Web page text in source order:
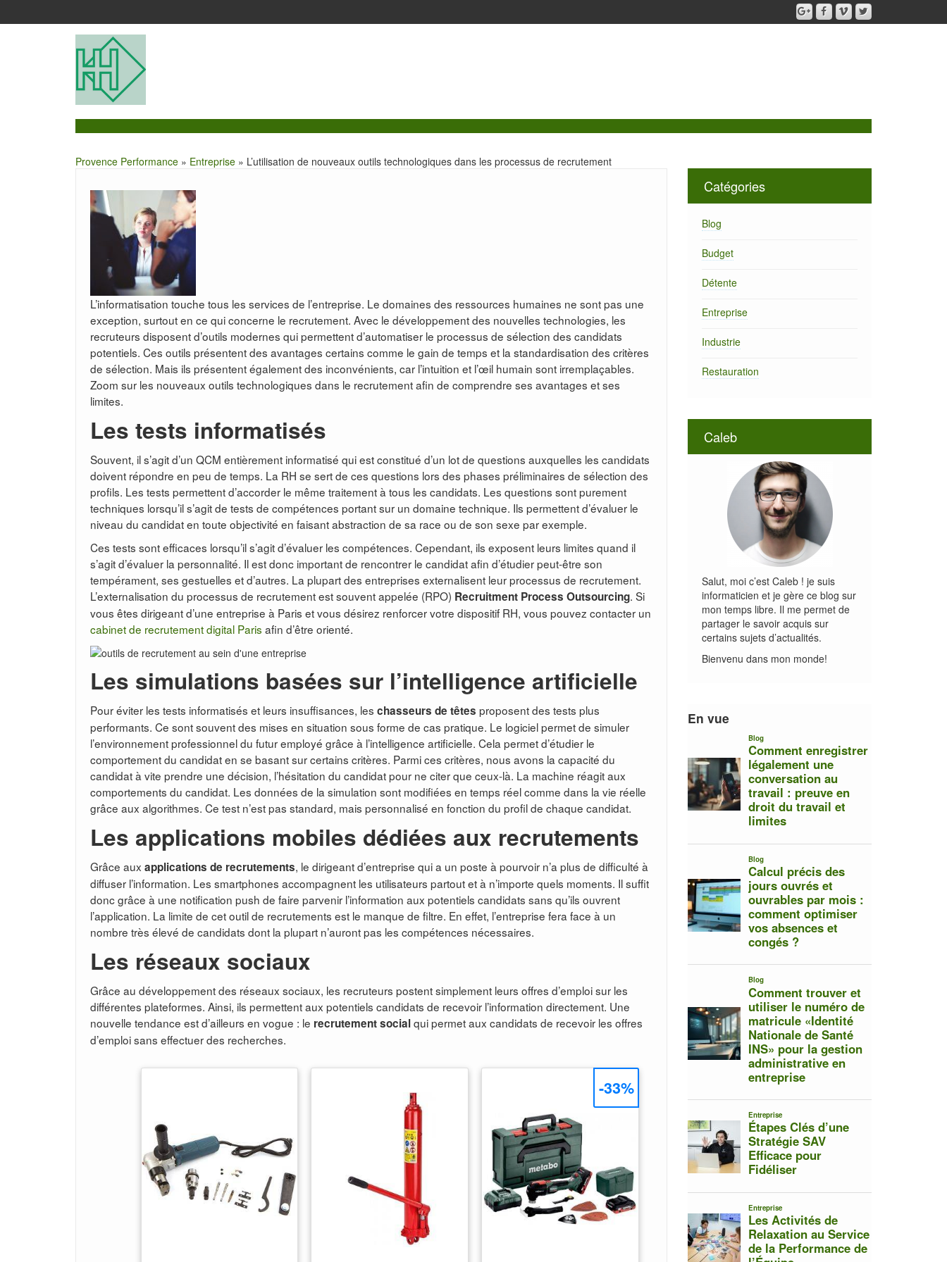
Provence Performance » Entreprise » L’utilisation de nouveaux outils technologiques dans les processus de recrutement
L’informatisation touche tous les services de l’entreprise. Le domaines des ressources humaines ne sont pas une
exception, surtout en ce qui concerne le recrutement. Avec le développement des nouvelles technologies, les
recruteurs disposent d’outils modernes qui permettent d’automatiser le processus de sélection des candidats
potentiels. Ces outils présentent des avantages certains comme le gain de temps et la standardisation des critères
de sélection. Mais ils présentent également des inconvénients, car l’intuition et l’œil humain sont irremplaçables.
Zoom sur les nouveaux outils technologiques dans le recrutement afin de comprendre ses avantages et ses
limites.
Les tests informatisés
Souvent, il s’agit d’un QCM entièrement informatisé qui est constitué d’un lot de questions auxquelles les candidats
doivent répondre en peu de temps. La RH se sert de ces questions lors des phases préliminaires de sélection des
profils. Les tests permettent d’accorder le même traitement à tous les candidats. Les questions sont purement
techniques lorsqu’il s’agit de tests de compétences portant sur un domaine technique. Ils permettent d’évaluer le
niveau du candidat en toute objectivité en faisant abstraction de sa race ou de son sexe par exemple.
Ces tests sont efficaces lorsqu’il s’agit d’évaluer les compétences. Cependant, ils exposent leurs limites quand il
s’agit d’évaluer la personnalité. Il est donc important de rencontrer le candidat afin d’étudier peut-être son
tempérament, ses gestuelles et d’autres. La plupart des entreprises externalisent leur processus de recrutement.
L’externalisation du processus de recrutement est souvent appelée (RPO) Recruitment Process Outsourcing. Si
vous êtes dirigeant d’une entreprise à Paris et vous désirez renforcer votre dispositif RH, vous pouvez contacter un
cabinet de recrutement digital Paris afin d’être orienté.
Les simulations basées sur l’intelligence artificielle
Pour éviter les tests informatisés et leurs insuffisances, les chasseurs de têtes proposent des tests plus
performants. Ce sont souvent des mises en situation sous forme de cas pratique. Le logiciel permet de simuler
l’environnement professionnel du futur employé grâce à l’intelligence artificielle. Cela permet d’étudier le
comportement du candidat en se basant sur certains critères. Parmi ces critères, nous avons la capacité du
candidat à vite prendre une décision, l’hésitation du candidat pour ne citer que ceux-là. La machine réagit aux
comportements du candidat. Les données de la simulation sont modifiées en temps réel comme dans la vie réelle
grâce aux algorithmes. Ce test n’est pas standard, mais personnalisé en fonction du profil de chaque candidat.
Les applications mobiles dédiées aux recrutements
Grâce aux applications de recrutements, le dirigeant d’entreprise qui a un poste à pourvoir n’a plus de difficulté à
diffuser l’information. Les smartphones accompagnent les utilisateurs partout et à n’importe quels moments. Il suffit
donc grâce à une notification push de faire parvenir l’information aux potentiels candidats sans qu’ils ouvrent
l’application. La limite de cet outil de recrutements est le manque de filtre. En effet, l’entreprise fera face à un
nombre très élevé de candidats dont la plupart n’auront pas les compétences nécessaires.
Les réseaux sociaux
Grâce au développement des réseaux sociaux, les recruteurs postent simplement leurs offres d’emploi sur les
différentes plateformes. Ainsi, ils permettent aux potentiels candidats de recevoir l’information directement. Une
nouvelle tendance est d’ailleurs en vogue : le recrutement socialqui permet aux candidats de recevoir les offres
d’emploi sans effectuer des recherches.
-33%
Catégories
Blog
Budget
Détente
Entreprise
Industrie
Restauration
Caleb
Salut, moi c’est Caleb ! je suis
informaticien et je gère ce blog sur
mon temps libre. Il me permet de
partager le savoir acquis sur
certains sujets d’actualités.
Bienvenu dans mon monde!
En vue